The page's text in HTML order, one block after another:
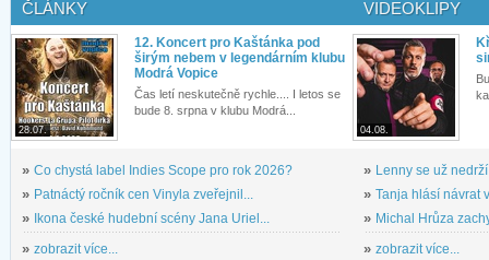
ČLÁNKY
28.07.
12. Koncert pro Kaštánka pod
širým nebem v legendárním klubu
Modrá Vopice
Čas letí neskutečně rychle.... I letos se
bude 8. srpna v klubu Modrá...
» Co chystá label Indies Scope pro rok 2026?
» Patnáctý ročník cen Vinyla zveřejnil...
» Ikona české hudební scény Jana Uriel...
» zobrazit více...
VIDEOKLIPY
04.08.
» Lenny se už
» Tanja hlásí návrat
» Michal Hrůza
» zobrazit více...